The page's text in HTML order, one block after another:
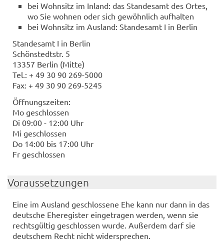
bei Wohnsitz im Inland: das Standesamt des Ortes,
wo Sie wohnen oder sich gewöhnlich aufhalten
bei Wohnsitz im Ausland: Standesamt I in Berlin
Standesamt I in Berlin
Schönstedtstr. 5
13357 Berlin (Mitte)
Tel.: + 49 30 90 269-5000
Fax: + 49 30 90 269-5245
Öffnungszeiten:
Mo geschlossen
Di 09:00 - 12:00 Uhr
Mi geschlossen
Do 14:00 bis 17:00 Uhr
Fr geschlossen
Voraussetzungen
Eine im Ausland geschlossene Ehe kann nur dann in das
deutsche Eheregister eingetragen werden, wenn sie
rechtsgültig geschlossen wurde. Außerdem darf sie
deutschem Recht nicht widersprechen.